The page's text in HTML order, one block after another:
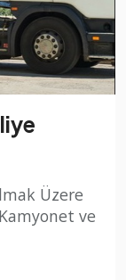
Üzere
ve